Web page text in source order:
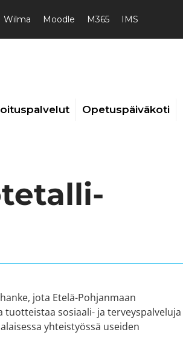
Wilma Moodle M365 IMS
Opetuspäiväkoti
jota Etelä-Pohjanmaan
sosiaali- ja terveyspalveluja
yhteistyössä useiden